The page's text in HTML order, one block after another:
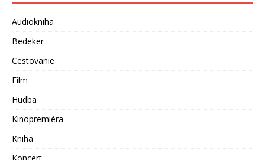
Audiokniha
Bedeker
Cestovanie
Film
Hudba
Kinopremiéra
Kniha
Koncert